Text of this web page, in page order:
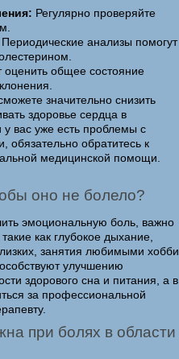
Регулярно проверяйте
Периодические анализы помогут
оценить общее состояние
значительно снизить
здоровье сердца в
вас уже есть проблемы с
обратитесь к
медицинской помощи.
оно не болело?
эмоциональную боль, важно
как глубокое дыхание,
занятия любимыми хобби
улучшению
здорового сна и питания, а в
за профессиональной
при болях в области